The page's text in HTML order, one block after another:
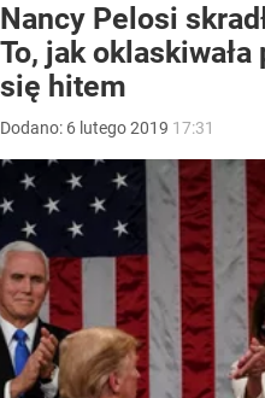
Nancy Pelosi
To, jak
się hitem
Dodano: 6 lutego2019 17:31